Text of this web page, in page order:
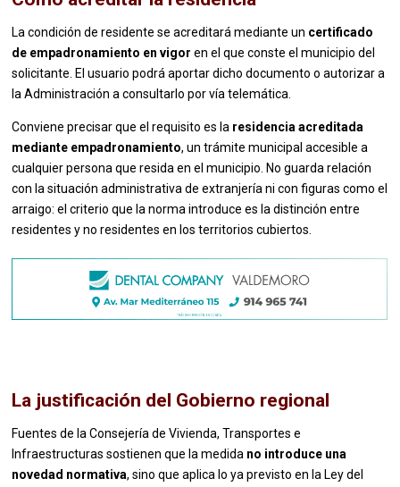
La condición de residente se acreditará mediante un certificado
de empadronamiento en vigor en el que conste el municipio del
solicitante. El usuario podrá aportar dicho documento o autorizar a
la Administración a consultarlo por vía telemática.
Conviene precisar que el requisito es la residencia acreditada
mediante empadronamiento, un trámite municipal accesible a
cualquier persona que resida en el municipio. No guarda relación
con la situación administrativa de extranjería ni con figuras como el
arraigo: el criterio que la norma introduce es la distinción entre
residentes y no residentes en los territorios cubiertos.
La justificación del Gobierno regional
Fuentes de la Consejería de Vivienda, Transportes e
Infraestructuras sostienen que la medida no introduce una
novedad normativa, sino que aplica lo ya previsto en la Ley del